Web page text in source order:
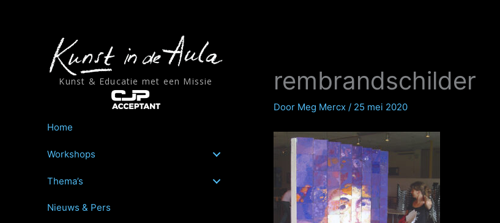
Kunst & Educatie met een Missie
Home
Workshops
Thema’s
Nieuws & Pers
rembrandschilder
Door Meg Mercx / 25 mei 2020